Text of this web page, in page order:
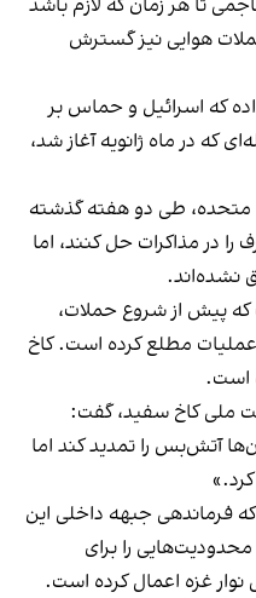
تا هر زمان که لازم باشد
هوایی نیز گسترش
که اسرائیل و حماس بر
در ماه ژانویه آغاز شد،
متحده، طی دو هفته گذشته
را در مذاکرات حل کنند، اما
نشده‌اند.
که پیش از شروع حملات،
عملیات مطلع کرده است. کاخ
است.
ملی کاخ سفید، گفت:
آتش‌بس را تمدید کند اما
فرماندهی جبهه داخلی این
را برای
نوار غزه اعمال کرده است.